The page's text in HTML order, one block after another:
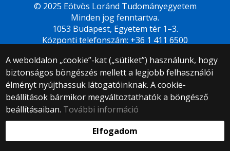
A weboldalon „cookie”-kat („sütiket”) használunk, hogy
biztonságos böngészés mellett a legjobb felhasználói
élményt nyújthassuk látogatóinknak. A cookie-
beállítások bármikor megváltoztathatók a böngésző
beállításaiban. További információ
Elfogadom
© 2025 Eötvös Loránd Tudományegyetem
Minden jog fenntartva.
1053 Budapest, Egyetem tér 1–3.
Központi telefonszám: +36 1 411 6500